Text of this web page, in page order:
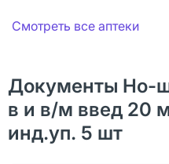
Смотреть все аптеки
Документы Но-
в и в/м введ 20
инд.уп. 5 шт